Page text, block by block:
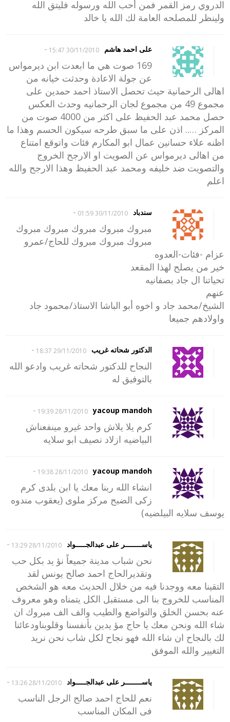
الدروي رمز القمر فمن أحب الله ورسوله فليتق الله
ولينظر للمصلحه العامة لك الله يا خالد
على احمد هاشم 30/11/2010 15:47
-
169 صوت هي ما ابعدت ابن ديرمواس
عن جولة الاعادة وحدثت خيانه من
اهالى الرحمانية حيث تحصل الاستاذ احمد حمدين على
مجموع 49 من مجموع لجان الرحمانيه وحدث العكس
حصل محمد عبد الحفيظ على اكثر من 4000 صوت من
المركز ….. اذن على ما سبق طرحه سيكون الحسم وهذا ما
اظنه علاء حسانين عمال ابو المكارم فئات واتوقع امتناع
من اهالى ديرمواس عن الصويت او الارجح الخروج
والتصويت ضد خليفه ومحمد عبد الحفيظ وهذا الارجح والله
اعلم
سندباد 30/11/2010 01:59
-
مبروك مبروك مبروك مبروك مبروك
مبروك مبروك مبروك للحاج/عمرو
عزام -فئات-العدوه
خير من يصلح لهذا المقعد
تحياتنا ال جاد بصفانيه
عنهم
الشيخ/محمد جاد و اخوه أبو الباشا الاستاذ/محمود جاد
واولادهم جميعا
الدكتور شحاته غريب 29/11/2010 18:37
-
النجاح للدكتور شحاته غريب وادعو الله
بالتوفيق له
yacoup mandoh
28/11/2010 19:39
-
كرم يلا يلاش واحد غيرو مينفعناش
البياضيه ازلاد نصيف ابو سلايه
yacoup mandoh
28/11/2010 19:38
-
انشاء الله ربنا معك يا ابن بلدى كرم
زكى الضبح مركز ملوى (يعقوب مندوه
يوسف سلايه البيلضيه)
ياســــــــر على عبدالجـــــواد 28/11/2010 13:29
-
نحن شباب مدينة جميعاً نؤ يد بكل حب
وتقديرالحاج احمد صالح يونس لقد
التقينا معه ووجدنا فيه من خلال الحديث معه هو الشخص
المناسب للخروج بنا الى مستقبل الكل يتمناه وهو معروف
عنه بحسن الخلق والتواضع والطيب والف الف مبروك ان
شاء الله ونحن معك يا حاج مؤ يدين بأنفسنا وقلوبناودعائنا
لك بالنجاح ان شاء الله فهو نجاح لكل شاب نحن نريد
التغيير والله الموفق
ياســــــــر على عبدالجـــــواد 28/11/2010 13:26
-
نعم للحاج احمد صالح الرجل الناسب
فى المكان المناسب